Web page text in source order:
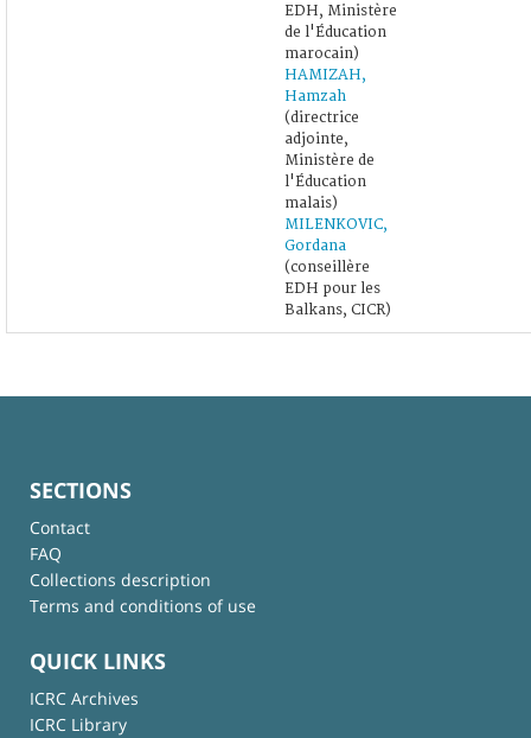
EDH, Ministère
de l'Éducation
marocain)
HAMIZAH,
Hamzah
(directrice
adjointe,
Ministère de
l'Éducation
malais)
MILENKOVIC,
Gordana
(conseillère
EDH pour les
Balkans, CICR)
SECTIONS
Contact
FAQ
Collections description
Terms and conditions of use
QUICK LINKS
ICRC Archives
ICRC Library